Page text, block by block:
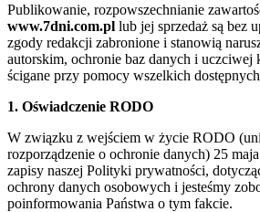
Publikowanie, rozpowszechnianie
www.7dni.com.pl lub jej sprzedaż są bez
zgody redakcji zabronione i stanowią
autorskim, ochronie baz danych i uczciwej
ścigane przy pomocy wszelkich
1. Oświadczenie RODO
W związku z wejściem w życie RODO
rozporządzenie o ochronie danych) 25
zapisy naszej Polityki prywatności,
ochrony danych osobowych i jesteśmy
poinformowania Państwa o tym fakcie.